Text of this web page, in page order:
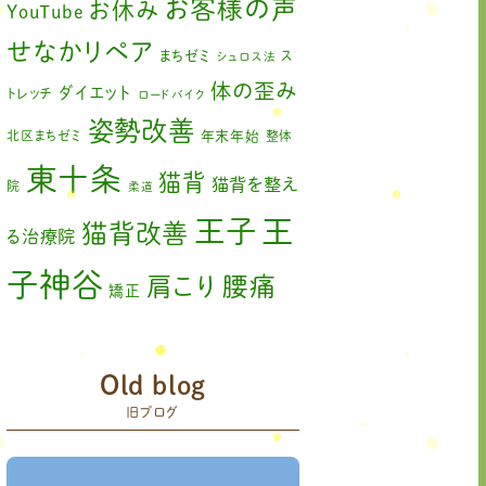
YouTube お休み お客様の声
せなかリペア まちゼミ シュロス法 ス
トレッチ ダイエット ロードバイク 体の歪み
北区まちゼミ 姿勢改善 年末年始 整体
院 東十条 柔道 猫背 猫背を整え
る治療院 猫背改善 王子 王
子神谷 矯正 肩こり 腰痛
赤羽 足の歪み改善
＃せなかリペア
＃治療
Old blog
旧ブログ